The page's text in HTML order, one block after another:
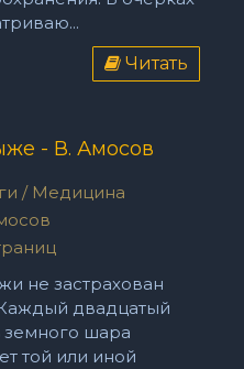
Читать
- В. Амосов
/ Медицина
не застрахован
двадцатый
земного шара
той или иной